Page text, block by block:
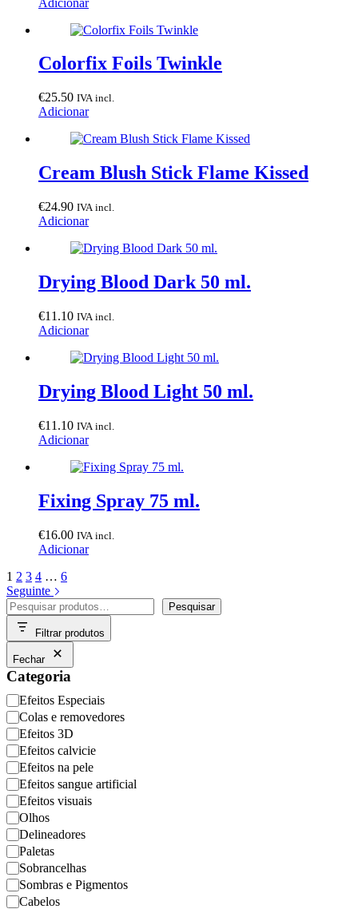
Colorfix Foils Twinkle
€25.50 IVA incl.
Adicionar
Cream Blush Stick Flame Kissed
€24.90 IVA incl.
Adicionar
Drying Blood Dark 50 ml.
€11.10 IVA incl.
Adicionar
Drying Blood Light 50 ml.
€11.10 IVA incl.
Adicionar
Fixing Spray 75 ml.
€16.00 IVA incl.
Adicionar
1 2 3 4 … 6
Seguinte
Pesquisar
Pesquisar
Filtrar produtos
Fechar
Categoria
Categoria
Efeitos Especiais
Colas e removedores
Efeitos 3D
Efeitos calvicie
Efeitos na pele
Efeitos sangue artificial
Efeitos visuais
Olhos
Delineadores
Paletas
Sobrancelhas
Sombras e Pigmentos
Cabelos